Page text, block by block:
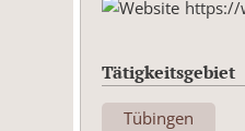
https://
Tätigkeitsgebiet
Tübingen